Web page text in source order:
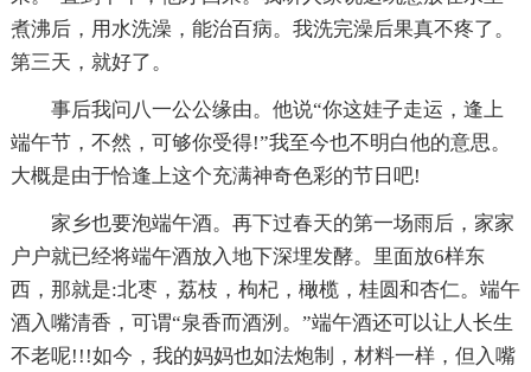
煮沸后，用水洗澡，能治百病。我洗完澡后果真不疼了。
第三天，就好了。
事后我问八一公公缘由。他说“你这娃子走运，逢上
端午节，不然，可够你受得!”我至今也不明白他的意思。
大概是由于恰逢上这个充满神奇色彩的节日吧!
家乡也要泡端午酒。再下过春天的第一场雨后，家家
户户就已经将端午酒放入地下深埋发酵。里面放6样东
西，那就是:北枣，荔枝，枸杞，橄榄，桂圆和杏仁。端午
酒入嘴清香，可谓“泉香而酒洌。”端午酒还可以让人长生
不老呢!!!如今，我的妈妈也如法炮制，材料一样，但入嘴